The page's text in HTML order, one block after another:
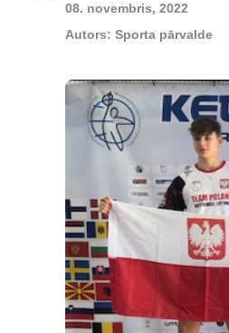
08. novembris, 2022
Autors: Sporta pārvalde